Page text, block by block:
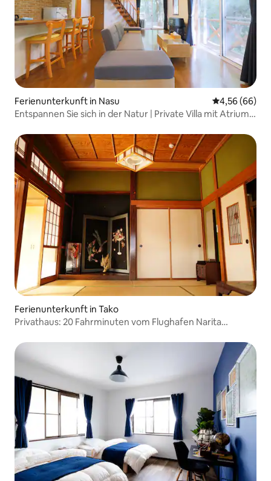
Ferienunterkunft in Nasu
4,56 (66)
Entspannen Sie sich in der Natur | Private Villa mit Atrium,
Ferienunterkunft in Tako
Privathaus: 20 Fahrminuten vom Flughafen Narita